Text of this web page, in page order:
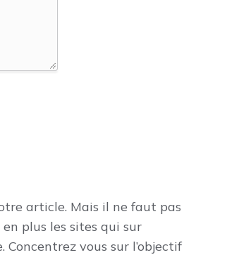
article. Mais il ne faut pas
plus les sites qui sur
vous sur l’objectif